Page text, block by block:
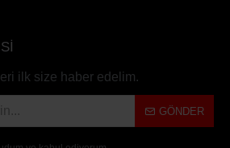
ilk size haber edelim.
GÖNDER